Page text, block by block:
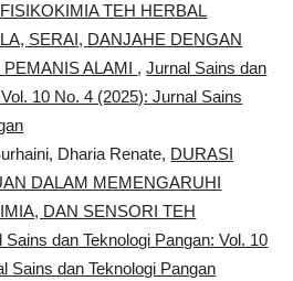
TEH HERBAL
SERAI, DANJAHE DENGAN
ALAMI ,Jurnal Sains dan
10 No. 4 (2025): Jurnal Sains
Dharia Renate, DURASI
DALAM MEMENGARUHI
DAN SENSORI TEH
Sains dan Teknologi Pangan: Vol. 10
Sains dan Teknologi Pangan